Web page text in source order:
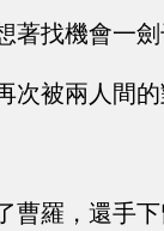
著找機會一
次被兩人間
曹羅，還手